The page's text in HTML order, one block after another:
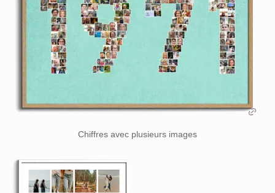
Chiffres avec plusieurs images